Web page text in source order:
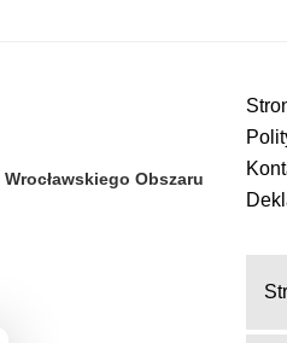
Wrocławskiego Obszaru